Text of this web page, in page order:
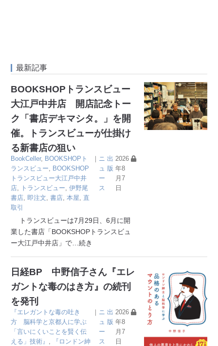
最新記事
BOOKSHOPトランスビュー
大江戸中井店 開店記念トー
ク「書店デキマシタ。」を開
催。トランスビューが仕掛け
る新書店の狙い
BookCeller, BOOKSHOPト
ランスビュー, BOOKSHOP
トランスビュー大江戸中井
店, トランスビュー,伊野尾
書店, 即注文,書店,本屋, 直
取引
｜ ニ
ュ
ー
ス
出
版
2026
年8
月7
日
トランスビューは7月29日、6月に開
業した書店「BOOKSHOPトランスビュ
ー大江戸中井店」で …続き
日経BP 中野信子さん『エレ
ガントな毒のはき方』の続刊
を発刊
『エレガントな毒の吐き
方 脳科学と京都人に学ぶ
「言いにくいことを賢く伝
える」技術』 ,
『ロンドン紳
｜ ニ
ュ
ー
ス
出
版
2026
年8
月7
日